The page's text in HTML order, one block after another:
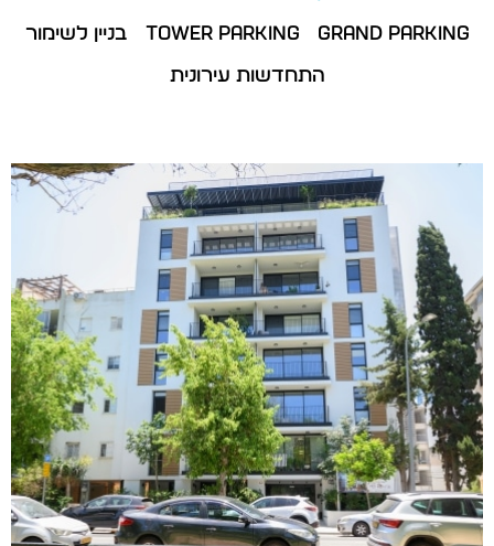
Grand Parking
Tower Parking בניין לשימור
התחדשות עירונית